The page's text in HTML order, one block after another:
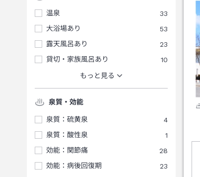
温泉
33
大浴場あり
53
露天風呂あり
23
貸切・家族風呂あり
10
もっと見る
泉質・効能
泉質：硫黄泉
4
泉質：酸性泉
1
効能：関節痛
28
効能：病後回復期
23